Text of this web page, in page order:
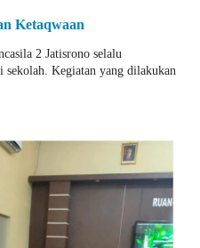
Ketaqwaan
2 Jatisrono selalu
Kegiatan yang dilakukan